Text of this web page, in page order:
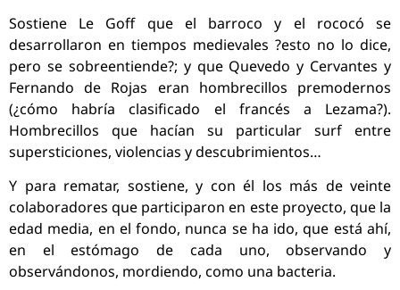
Sostiene Le Goff que el barroco y el rococó se
desarrollaron en tiempos medievales ?esto no lo dice,
pero se sobreentiende?; y que Quevedo y Cervantes y
Fernando de Rojas eran hombrecillos premodernos
(¿cómo habría clasificado el francés a Lezama?).
Hombrecillos que hacían su particular surf entre
supersticiones, violencias y descubrimientos…
Y para rematar, sostiene, y con él los más de veinte
colaboradores que participaron en este proyecto, que la
edad media, en el fondo, nunca se ha ido, que está ahí,
en el estómago de cada uno, observando y
observándonos, mordiendo, como una bacteria.